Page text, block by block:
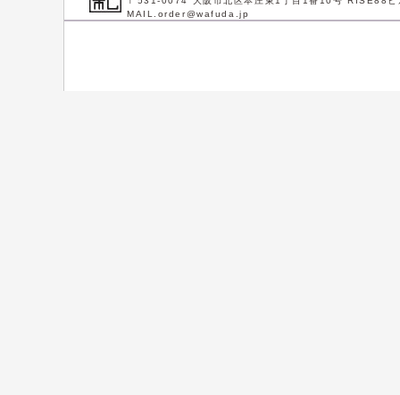
MAIL.order@wafuda.jp